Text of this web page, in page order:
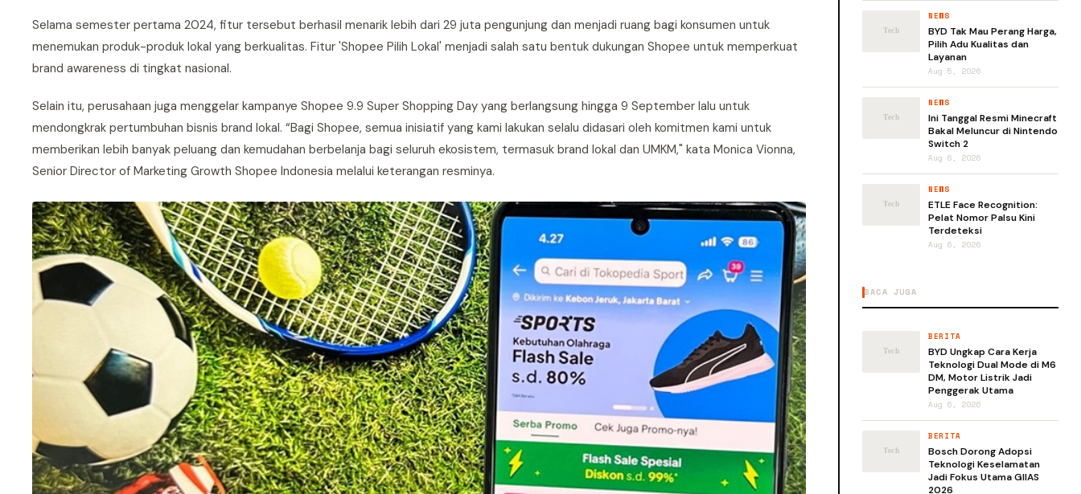
Selama semester pertama 2024, fitur tersebut berhasil menarik lebih dari 29 juta pengunjung dan menjadi ruang bagi konsumen untuk
menemukan produk-produk lokal yang berkualitas. Fitur 'Shopee Pilih Lokal' menjadi salah satu bentuk dukungan Shopee untuk memperkuat
brand awareness di tingkat nasional.
Selain itu, perusahaan juga menggelar kampanye Shopee 9.9 Super Shopping Day yang berlangsung hingga 9 September lalu untuk
mendongkrak pertumbuhan bisnis brand lokal. “Bagi Shopee, semua inisiatif yang kami lakukan selalu didasari oleh komitmen kami untuk
memberikan lebih banyak peluang dan kemudahan berbelanja bagi seluruh ekosistem, termasuk brand lokal dan UMKM," kata Monica Vionna,
Senior Director of Marketing Growth Shopee Indonesia melalui keterangan resminya.
NEWS
BYD Tak Mau Perang Harga,
Pilih Adu Kualitas dan
Layanan
Aug 5, 2026
NEWS
Ini Tanggal Resmi Minecraft
Bakal Meluncur di Nintendo
Switch 2
Aug 6, 2026
NEWS
ETLE Face Recognition:
Pelat Nomor Palsu Kini
Terdeteksi
Aug 6, 2026
BACA JUGA
BERITA
BYD Ungkap Cara Kerja
Teknologi Dual Mode di M6
DM, Motor Listrik Jadi
Penggerak Utama
Aug 6, 2026
BERITA
Bosch Dorong Adopsi
Teknologi Keselamatan
Jadi Fokus Utama GIIAS
2026